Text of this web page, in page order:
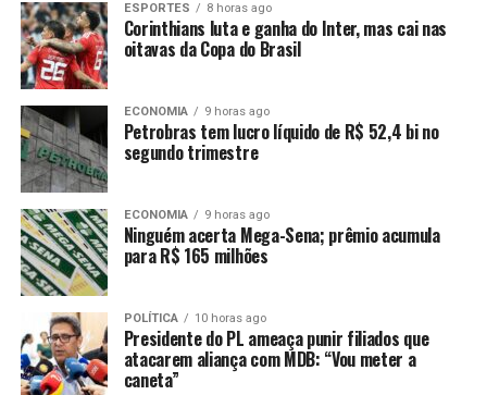
DON'T MISS
Vereadora Rosy Prado comemora 90 Anos de Seu
Simião, lenda do Operário
ESPORTES 8 horas ago
Corinthians luta e ganha do Inter, mas cai nas
oitavas da Copa do Brasil
ECONOMIA 9 horas ago
Petrobras tem lucro líquido de R$ 52,4 bi no
segundo trimestre
ECONOMIA 9 horas ago
Ninguém acerta Mega-Sena; prêmio acumula
para R$ 165 milhões
POLÍTICA 10 horas ago
Presidente do PL ameaça punir filiados que
atacarem aliança com MDB: “Vou meter a
caneta”